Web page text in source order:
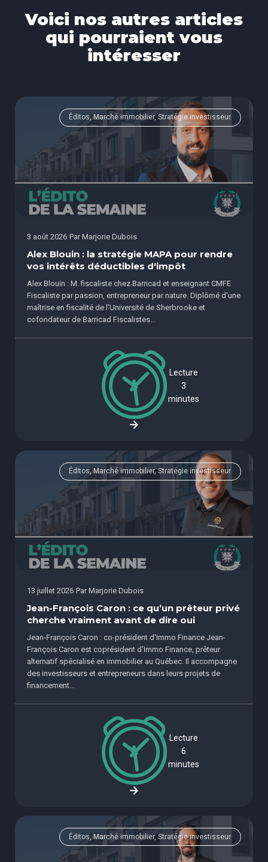
Voici nos autres articles
qui pourraient vous
intéresser
Éditos, Marché immobilier, Stratégie investisseur
3 août 2026 Par Marjorie Dubois
Alex Blouin : la stratégie MAPA pour rendre
vos intérêts déductibles d'impôt
Alex Blouin : M. fiscaliste chez Barricad et enseignant CMFE
Fiscaliste par passion, entrepreneur par nature. Diplômé d'une
maîtrise en fiscalité de l'Université de Sherbrooke et
cofondateur de Barricad Fiscalistes...
Lecture
3
minutes
Éditos, Marché immobilier, Stratégie investisseur
13 juillet 2026 Par Marjorie Dubois
Jean-François Caron : ce qu’un prêteur privé
cherche vraiment avant de dire oui
Jean-François Caron : co-président d'Immo Finance Jean-
François Caron est coprésident d’Immo Finance, prêteur
alternatif spécialisé en immobilier au Québec. Il accompagne
des investisseurs et entrepreneurs dans leurs projets de
financement...
Lecture
6
minutes
Éditos, Marché immobilier, Stratégie investisseur